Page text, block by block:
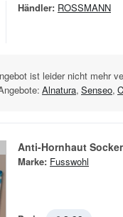
Händler: ROSSMANN
ist leider nicht mehr
Alnatura, Senseo,
Anti-Hornhaut
Marke: Fusswohl